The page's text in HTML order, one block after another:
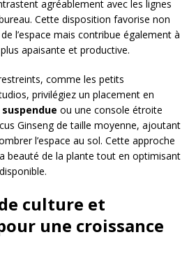
agréablement avec les lignes
Cette disposition favorise non
l’espace mais contribue également à
apaisante et productive.
comme les petits
privilégiez un placement en
ou une console étroite
Ginseng de taille moyenne, ajoutant
l’espace au sol. Cette approche
beauté de la plante tout en optimisant
culture et
une croissance